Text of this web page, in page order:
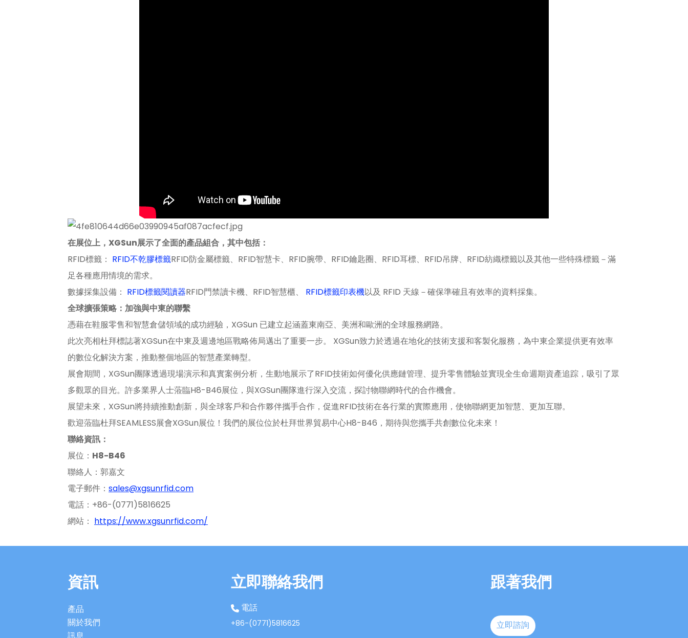
在展位上，XGSun展示了全面的產品組合，其中包括：
RFID標籤： RFID不乾膠標籤RFID防金屬標籤、RFID智慧卡、RFID腕帶、RFID鑰匙圈、RFID耳標、RFID吊牌、RFID紡織標籤以及其他一些特殊標籤－滿
足各種應用情境的需求。
數據採集設備： RFID標籤閱讀​​器RFID門禁讀卡機、RFID智慧櫃、 RFID標籤印表機以及 RFID 天線－確保準確且有效率的資料採集。
全球擴張策略：加強與中東的聯繫
憑藉在鞋服零售和智慧倉儲領域的成功經驗，XGSun 已建立起涵蓋東南亞、美洲和歐洲的全球服務網路。
此次亮相杜拜標誌著XGSun在中東及週邊地區戰略佈局邁出了重要一步。 XGSun致力於透過在地化的技術支援和客製化服務，為中東企業提供更有效率
的數位化解決方案，推動整個地區的智慧產業轉型。
展會期間，XGSun團隊透過現場演示和真實案例分析，生動地展示了RFID技術如何優化供應鏈管理、提升零售體驗並實現全生命週期資產追踪，吸引了眾
多觀眾的目光。許多業界人士蒞臨H8-B46展位，與XGSun團隊進行深入交流，探討物聯網時代的合作機會。
展望未來，XGSun將持續推動創新，與全球客戶和合作夥伴攜手合作，促進RFID技術在各行業的實際應用，使物聯網更加智慧、更加互聯。
歡迎蒞臨杜拜SEAMLESS展會XGSun展位！我們的展位位於杜拜世界貿易中心H8-B46，期待與您攜手共創數位化未來！
聯絡資訊：
展位： H8-B46
聯絡人：郭嘉文
電子郵件： sales@xgsunrfid.com
電話：+86-(0771)5816625
網站： https://www.xgsunrfid.com/
資訊
產品
關於我們
立即聯絡我們
電話
+86-(0771)5816625
跟著我們
立即諮詢